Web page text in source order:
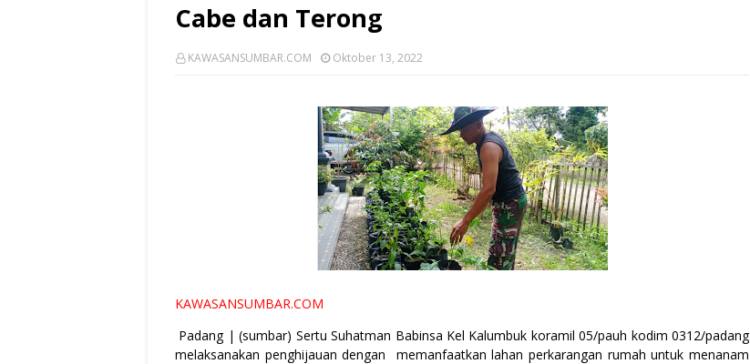
Cabe dan Terong
KAWASANSUMBAR.COM Oktober 13, 2022
KAWASANSUMBAR.COM
Padang | (sumbar) Sertu Suhatman Babinsa Kel Kalumbuk koramil 05/pauh kodim 0312/padang
melaksanakan penghijauan dengan memanfaatkan lahan perkarangan rumah untuk menanam